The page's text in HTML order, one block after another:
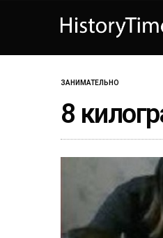
ЗАНИМАТЕЛЬНО
8